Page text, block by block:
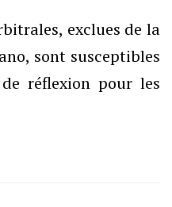
exclues de la
sont susceptibles
réflexion pour les